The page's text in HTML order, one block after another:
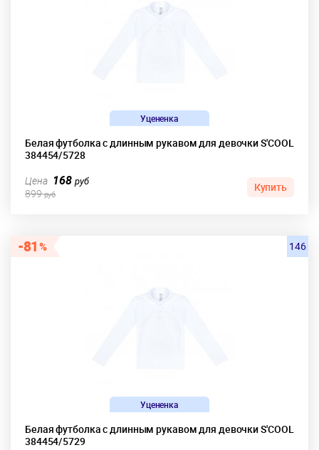
Уцененка
Белая футболка с длинным рукавом для девочки S'COOL
384454/5728
Цена 168руб
899руб
Купить
81
Уцененка
Белая футболка с длинным рукавом для девочки S'COOL
384454/5729
146